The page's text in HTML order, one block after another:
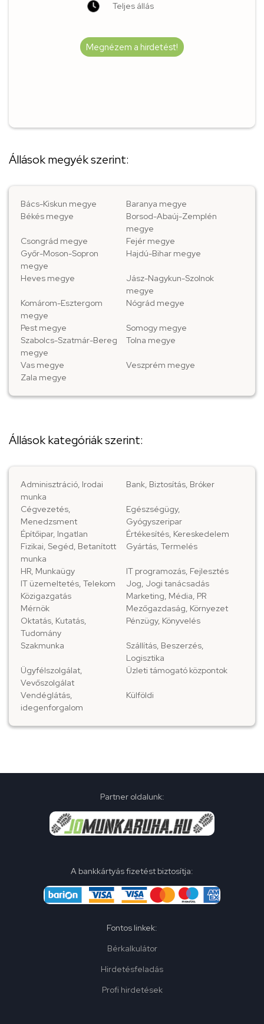
Teljes állás
Megnézem a hirdetést!
Állások megyék szerint:
Bács-Kiskun megye
Baranya megye
Békés megye
Borsod-Abaúj-Zemplén
megye
Csongrád megye
Fejér megye
Győr-Moson-Sopron
megye
Hajdú-Bihar megye
Heves megye
Jász-Nagykun-Szolnok
megye
Komárom-Esztergom
megye
Nógrád megye
Pest megye
Somogy megye
Szabolcs-Szatmár-Bereg
megye
Tolna megye
Vas megye
Veszprém megye
Zala megye
Állások kategóriák szerint:
Adminisztráció, Irodai
munka
Bank, Biztosítás, Bróker
Cégvezetés,
Menedzsment
Egészségügy,
Gyógyszeripar
Építőipar, Ingatlan
Értékesítés, Kereskedelem
Fizikai, Segéd, Betanított
munka
Gyártás, Termelés
HR, Munkaügy
IT programozás, Fejlesztés
IT üzemeltetés, Telekom
Jog, Jogi tanácsadás
Közigazgatás
Marketing, Média, PR
Mérnök
Mezőgazdaság, Környezet
Oktatás, Kutatás,
Tudomány
Pénzügy, Könyvelés
Szakmunka
Szállítás, Beszerzés,
Logisztika
Ügyfélszolgálat,
Vevőszolgálat
Üzleti támogató központok
Vendéglátás,
idegenforgalom
Külföldi
Partner oldalunk:
A bankkártyás fizetést biztosítja:
Fontos linkek:
Bérkalkulátor
Hirdetésfeladás
Profi hirdetések